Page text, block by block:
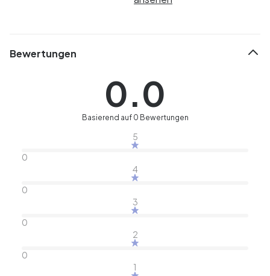
Bewertungen
0.0
Basierend auf 0 Bewertungen
5
0
4
0
3
0
2
0
1